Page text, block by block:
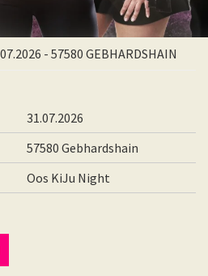
- 57580 GEBHARDSHAIN
31.07.2026
57580 Gebhardshain
Oos KiJu Night